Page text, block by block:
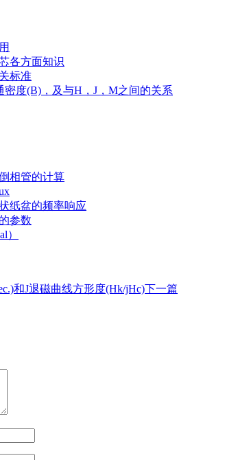
各方面知识
标准
密度(B)，及与H，J，M之间的关系
相管的计算
纸盆的频率响应
参数
）
和J退磁曲线方形度(Hk/jHc)下一篇